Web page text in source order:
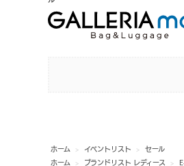
ホーム > イベントリスト >
セール
ホーム
> ブランドリスト レディース >